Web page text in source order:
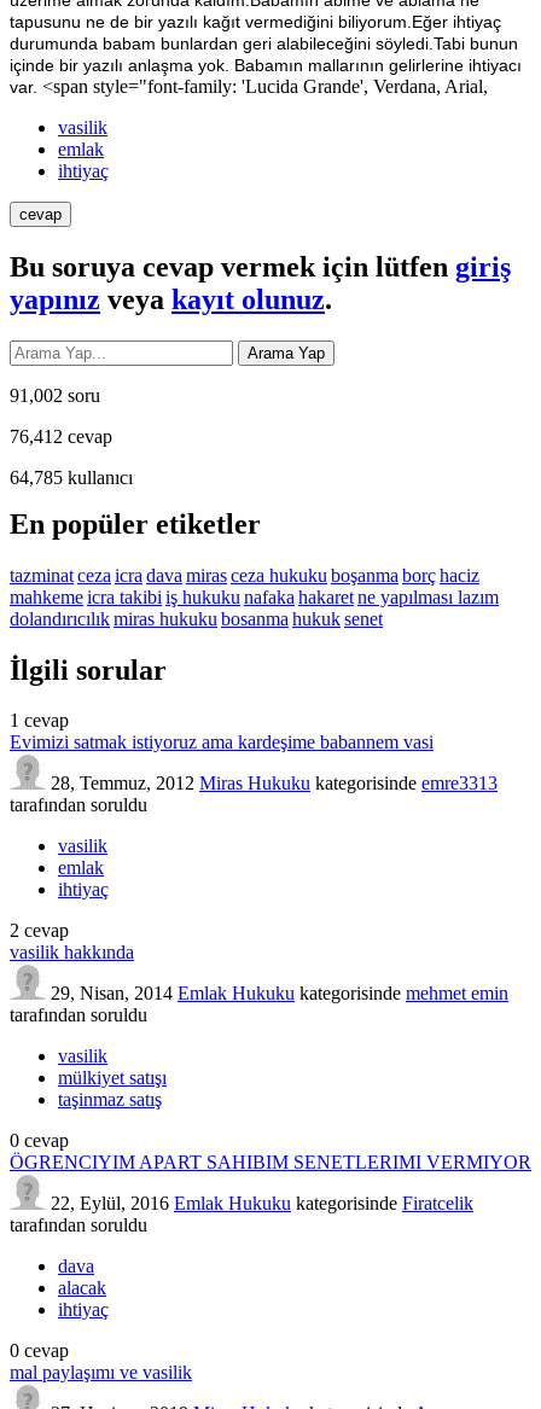
tapusunu ne de bir yazılı kağıt vermediğini biliyorum.Eğer ihtiyaç
durumunda babam bunlardan geri alabileceğini söyledi.Tabi bunun
içinde bir yazılı anlaşma yok. Babamın mallarının gelirlerine ihtiyacı
var. <span style="font-family: 'Lucida Grande', Verdana, Arial,
vasilik
emlak
ihtiyaç
Bu soruya cevap vermek için lütfen giriş
yapınız veya kayıt olunuz.
91,002 soru
76,412 cevap
64,785 kullanıcı
En popüler etiketler
tazminatceza icra dava mirasceza hukuku boşanma borçhaciz
mahkemeicra takibi iş hukuku nafaka hakaretne yapılması lazım
dolandırıcılıkmiras hukuku bosanma hukuksenet
İlgili sorular
1 cevap
Evimizi satmak istiyoruz ama kardeşime babannem vasi
28, Temmuz, 2012 Miras Hukuku kategorisinde emre3313
tarafından soruldu
vasilik
emlak
ihtiyaç
2 cevap
vasilik hakkında
29, Nisan, 2014 Emlak Hukuku kategorisinde mehmet emin
tarafından soruldu
vasilik
mülkiyet satışı
taşinmaz satış
0 cevap
ÖGRENCIYIM APART SAHIBIM SENETLERIMI VERMIYOR
22, Eylül, 2016 Emlak Hukuku kategorisinde Firatcelik
tarafından soruldu
dava
alacak
ihtiyaç
0 cevap
mal paylaşımı ve vasilik